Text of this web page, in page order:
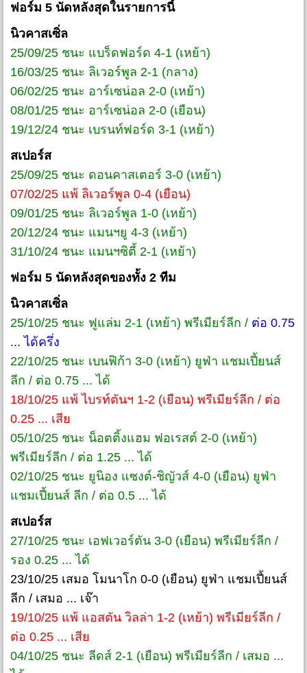
ฟอร์ม 5 นัดหลังสุดในรายการนี้
นิวคาสเซิ่ล
25/09/25 ชนะ แบร็ดฟอร์ด 4-1 (เหย้า)
16/03/25 ชนะ ลิเวอร์พูล 2-1 (กลาง)
06/02/25 ชนะ อาร์เซน่อล 2-0 (เหย้า)
08/01/25 ชนะ อาร์เซน่อล 2-0 (เยือน)
19/12/24 ชนะ เบรนท์ฟอร์ด 3-1 (เหย้า)
สเปอร์ส
25/09/25 ชนะ ดอนคาสเตอร์ 3-0 (เหย้า)
07/02/25 แพ้ ลิเวอร์พูล 0-4 (เยือน)
09/01/25 ชนะ ลิเวอร์พูล 1-0 (เหย้า)
20/12/24 ชนะ แมนฯยู 4-3 (เหย้า)
31/10/24 ชนะ แมนฯซิตี้ 2-1 (เหย้า)
ฟอร์ม 5 นัดหลังสุดของทั้ง 2 ทีม
นิวคาสเซิ่ล
25/10/25 ชนะ ฟูแล่ม 2-1 (เหย้า) พรีเมียร์ลีก / ต่อ 0.75
... ได้ครึ่ง
22/10/25 ชนะ เบนฟิก้า 3-0 (เหย้า) ยูฟ่า แชมเปี้ยนส์
ลีก / ต่อ 0.75 ... ได้
18/10/25 แพ้ ไบรท์ตันฯ 1-2 (เยือน) พรีเมียร์ลีก / ต่อ
0.25 ... เสีย
05/10/25 ชนะ น็อตติ้งแฮม ฟอเรสต์ 2-0 (เหย้า)
พรีเมียร์ลีก / ต่อ 1.25 ... ได้
02/10/25 ชนะ ยูนิอง แซงต์-ชิญัวส์ 4-0 (เยือน) ยูฟ่า
แชมเปี้ยนส์ ลีก / ต่อ 0.5 ... ได้
สเปอร์ส
27/10/25 ชนะ เอฟเวอร์ตัน 3-0 (เยือน) พรีเมียร์ลีก /
รอง 0.25 ... ได้
23/10/25 เสมอ โมนาโก 0-0 (เยือน) ยูฟ่า แชมเปี้ยนส์
ลีก / เสมอ ... เจ๊า
19/10/25 แพ้ แอสตัน วิลล่า 1-2 (เหย้า) พรีเมียร์ลีก /
ต่อ 0.25 ... เสีย
04/10/25 ชนะ ลีดส์ 2-1 (เยือน) พรีเมียร์ลีก / เสมอ ...